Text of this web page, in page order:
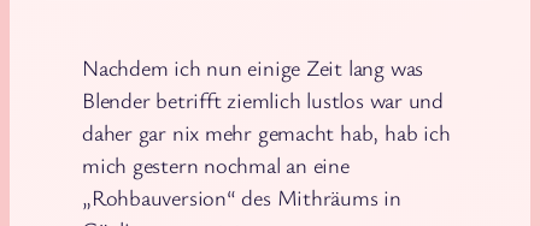
Nachdem ich nun einige Zeit lang was
Blender betrifft ziemlich lustlos war und
daher gar nix mehr gemacht hab, hab ich
mich gestern nochmal an eine
„Rohbauversion“ des Mithräums in